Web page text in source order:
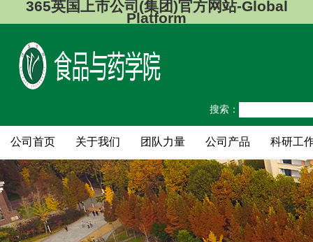
365英国上市公司(集团)官方网站-Global
Platform
搜索：
公司首页 关于我们 团队力量 公司产品 科研工